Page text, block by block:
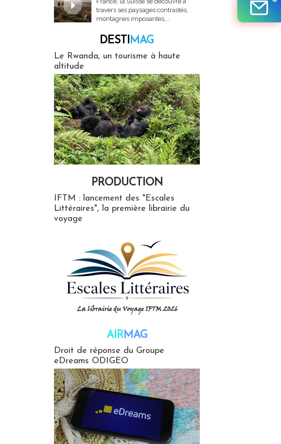
travers ses paysages contrastés,
montagnes imposantes,...
DESTIMAG
Le Rwanda, un tourisme à haute
altitude
PRODUCTION
IFTM : lancement des "Escales
Littéraires", la première librairie du
voyage
AIRMAG
Droit de réponse du Groupe
eDreams ODIGEO